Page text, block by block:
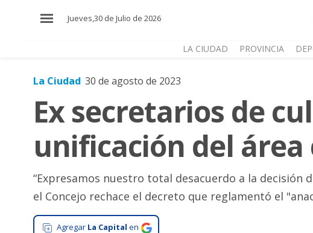
Jueves,30 de Julio de 2026
LA CIUDAD PROVINCIA
Zona
Cultura
Tecnología
La Ciudad 30 de agosto de 2023
Ex secretarios de
unificación del
“Expresamos nuestro total desacuerdo a la decisión
el Concejo rechace el decreto que reglamentó el
Agregar La Capital en